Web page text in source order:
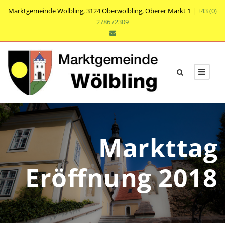
Marktgemeinde Wölbling, 3124 Oberwölbling, Oberer Markt 1 | +43 (0)
2786 /2309
Markttag
Eröffnung 2018